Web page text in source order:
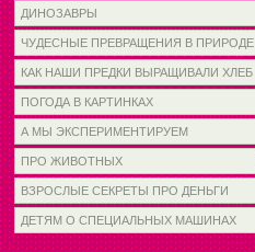
ДИНОЗАВРЫ
ЧУДЕСНЫЕ ПРЕВРАЩЕНИЯ В ПРИРОДЕ
КАК НАШИ ПРЕДКИ ВЫРАЩИВАЛИ ХЛЕБ
ПОГОДА В КАРТИНКАХ
А МЫ ЭКСПЕРИМЕНТИРУЕМ
ПРО ЖИВОТНЫХ
ВЗРОСЛЫЕ СЕКРЕТЫ ПРО ДЕНЬГИ
ДЕТЯМ О СПЕЦИАЛЬНЫХ МАШИНАХ